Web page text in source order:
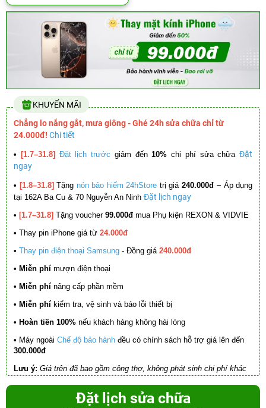
KHUYẾN MÃI
Chẳng lo nắng gắt, mưa giông - Ghé 24h sửa chữa chỉ từ
24.000đ! Chi tiết
• [1.7–31.8] Đặt lịch trước giảm đến10% chi phí sửa chữa Đặt
ngay
• [1.8–31.8] Tặng nón bảo hiểm 24hStore trị giá 240.000đ – Áp dụng
tại 162A Ba Cu & 70 Nguyễn An Ninh Đặt lịch ngay
• [1.7–31.8] Tặng voucher 99.000đ mua Phụ kiện REXON & VIDVIE
• Thay pin iPhone giá từ 24.000đ
• Thay pin điện thoại Samsung - Đồng giá 240.000đ
• Miễn phí mượn điện thoại
• Miễn phí nâng cấp phần mềm
• Miễn phí kiểm tra, vệ sinh và báo lỗi thiết bị
• Hoàn tiền 100% nếu khách hàng không hài lòng
• Máy ngoài Chế độ bảo hành đều có chính sách hỗ trợ giá lên đến
300.000đ
Lưu ý: Giá trên đã bao gồm công thợ, không phát sinh chi phí khác
Đặt lịch sửa chữa